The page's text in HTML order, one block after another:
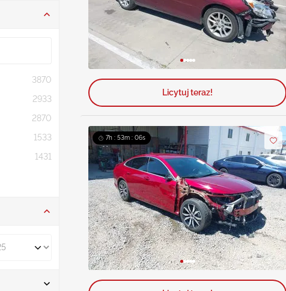
3870
2933
2870
1533
1431
Licytuj teraz!
7h : 53m : 04s